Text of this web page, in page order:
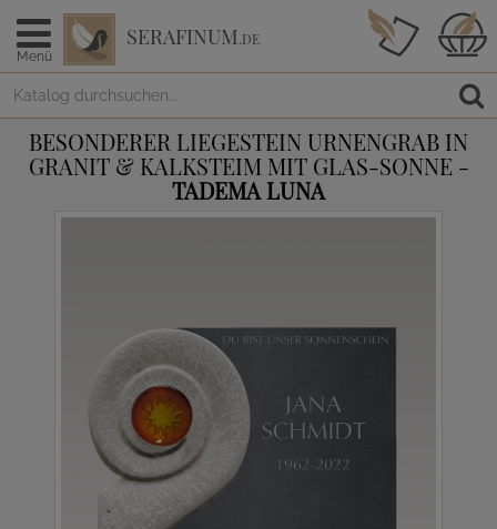
Menü
SERAFINUM.DE
BESONDERER LIEGESTEIN URNENGRAB IN
GRANIT & KALKSTEIM MIT GLAS-SONNE -
TADEMA LUNA